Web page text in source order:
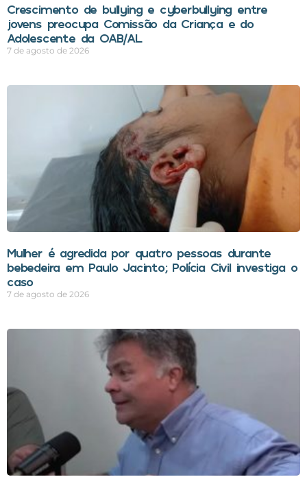
Crescimento de bullying e cyberbullying entre
jovens preocupa Comissão da Criança e do
Adolescente da OAB/AL
7 de agosto de 2026
Mulher é agredida por quatro pessoas durante
bebedeira em Paulo Jacinto; Polícia Civil investiga o
caso
7 de agosto de 2026